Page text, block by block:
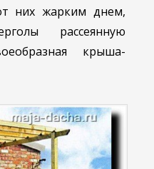
них жарким днем,
рассеянную
крыша-